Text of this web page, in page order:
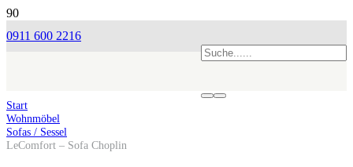
0911 600 2216
Start
Wohnmöbel
Sofas / Sessel
LeComfort – Sofa Choplin